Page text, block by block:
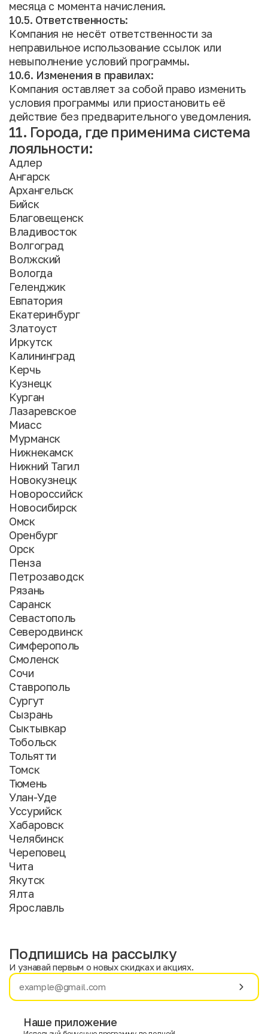
месяца с момента начисления.
10.5. Ответственность:
Компания не несёт ответственности за
неправильное использование ссылок или
невыполнение условий программы.
10.6. Изменения в правилах:
Компания оставляет за собой право изменить
условия программы или приостановить её
действие без предварительного уведомления.
11. Города, где применима система
лояльности:
Адлер
Ангарск
Архангельск
Бийск
Благовещенск
Владивосток
Волгоград
Волжский
Вологда
Геленджик
Евпатория
Екатеринбург
Златоуст
Иркутск
Калининград
Керчь
Кузнецк
Курган
Лазаревское
Миасс
Мурманск
Нижнекамск
Нижний Тагил
Новокузнецк
Новороссийск
Новосибирск
Омск
Оренбург
Орск
Пенза
Петрозаводск
Рязань
Саранск
Севастополь
Северодвинск
Симферополь
Смоленск
Сочи
Ставрополь
Сургут
Сызрань
Сыктывкар
Тобольск
Тольятти
Томск
Тюмень
Улан-Уде
Уссурийск
Хабаровск
Челябинск
Череповец
Чита
Якутск
Ялта
Ярославль
Имя
Подпишись на рассылку
И узнавай первым о новых скидках и акциях.
Наше приложение